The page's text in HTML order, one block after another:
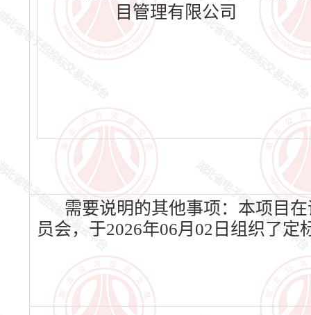
目管理有限公司
需要说明的其他事项：本项目
员会，于2026年06月02日组织了定